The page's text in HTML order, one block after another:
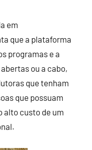
em
que a plataforma
programas e a
ou a cabo,
que tenham
que possuam
alto custo de um